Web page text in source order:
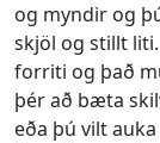
og myndir og
skjöl og stillt
forriti og það
þér að bæta
eða þú vilt